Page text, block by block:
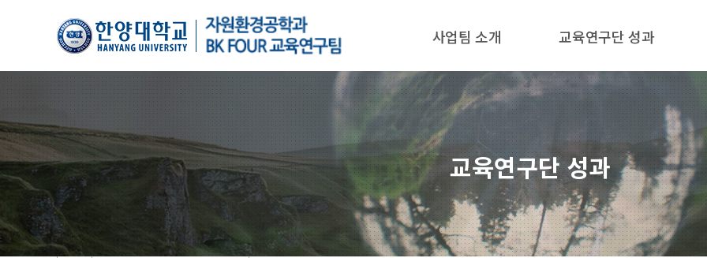
한양대학교
한양대학교
자원환경공학과
기후변화대응형
친환경에너지자원
스마트개발
글로벌리더
양성
사업팀 소개 교육연구단 성과
교육연구단 성과